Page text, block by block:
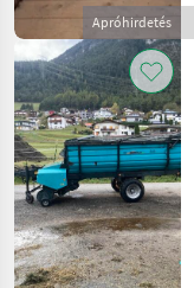
Rendfelszedo
Potkocsi
KATEGÓRIA
KIVÁLASZTÁSA
Sonstige
16
Pöttinger
8
Aebi
3
Apróhirdetés